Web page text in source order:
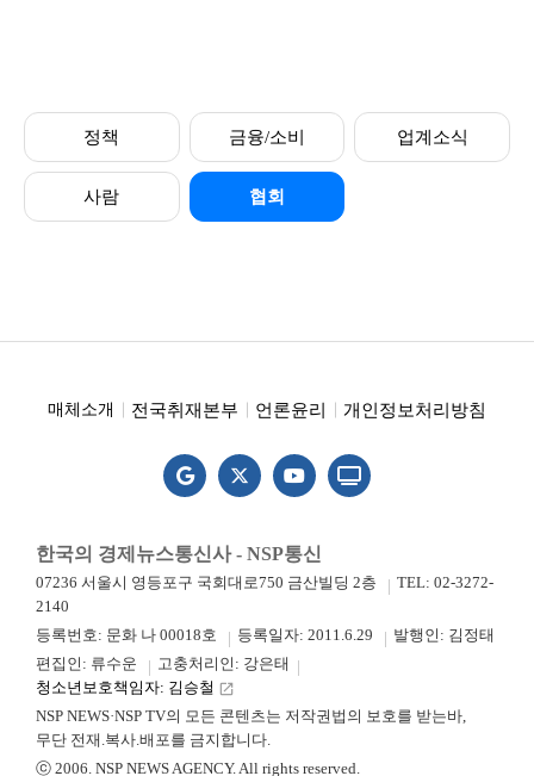
정책 금융/소비 업계소식
사람 협회
매체소개 전국취재본부 언론윤리 개인정보처리방침
한국의 경제뉴스통신사 - NSP통신
07236 서울시 영등포구 국회대로750 금산빌딩 2층
TEL: 02-3272-
2140
등록번호: 문화 나 00018호
등록일자: 2011.6.29
발행인: 김정태
편집인: 류수운
고충처리인: 강은태
청소년보호책임자: 김승철 launch
NSP NEWS·NSP TV의 모든 콘텐츠는 저작권법의 보호를 받는바,
무단 전재.복사.배포를 금지합니다.
ⓒ 2006. NSP NEWS AGENCY. All rights reserved.